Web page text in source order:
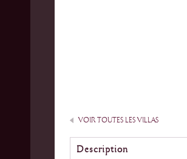
VOIR TOUTES LES VILLAS
Description